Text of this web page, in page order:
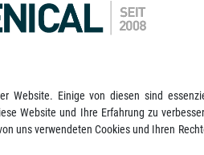
Website. Einige von diesen sind
Website und Ihre Erfahrung zu
uns verwendeten Cookies und Ihren